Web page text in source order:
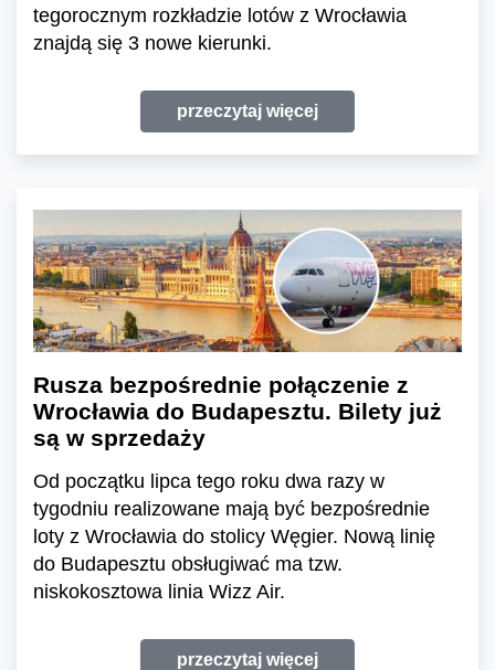
tegorocznym rozkładzie lotów z Wrocławia
znajdą się 3 nowe kierunki.
przeczytaj więcej
Rusza bezpośrednie połączenie z
Wrocławia do Budapesztu. Bilety już
są w sprzedaży
Od początku lipca tego roku dwa razy w
tygodniu realizowane mają być bezpośrednie
loty z Wrocławia do stolicy Węgier. Nową linię
do Budapesztu obsługiwać ma tzw.
niskokosztowa linia Wizz Air.
przeczytaj więcej